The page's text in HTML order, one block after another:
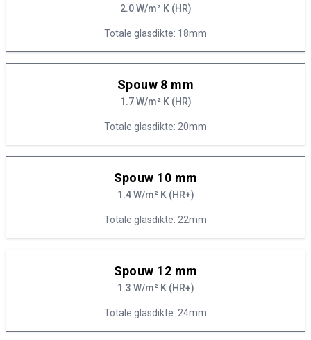
2.0 W/m² K (HR)
Totale glasdikte: 18mm
Spouw 8 mm
1.7 W/m² K (HR)
Totale glasdikte: 20mm
Spouw 10 mm
1.4 W/m² K (HR+)
Totale glasdikte: 22mm
Spouw 12 mm
1.3 W/m² K (HR+)
Totale glasdikte: 24mm